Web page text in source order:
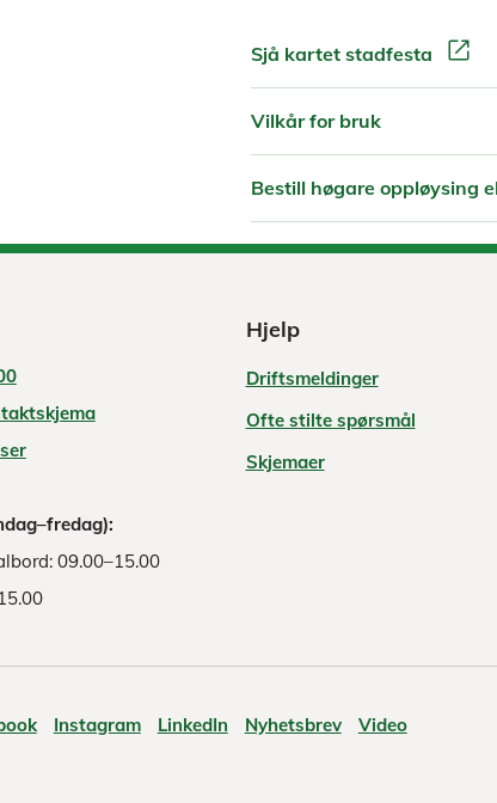
Sjå kartet stadfesta open_in_new
Vilkår for bruk
Bestill høgare oppløysing
09.00–15.00
Hjelp
Driftsmeldinger
Ofte stilte spørsmål
Skjemaer
Instagram LinkedIn Nyhetsbrev Video